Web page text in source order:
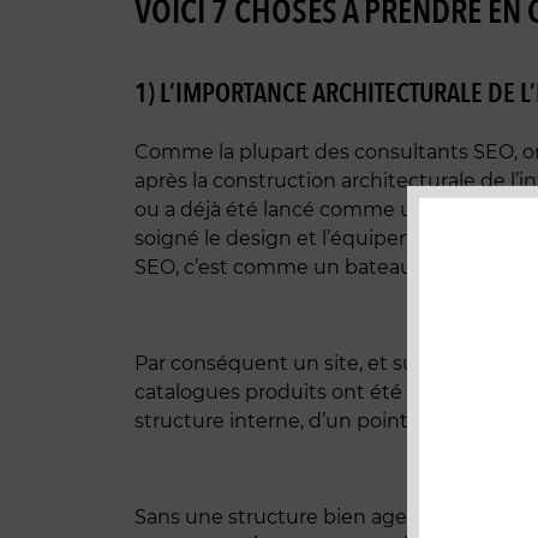
VOICI 7 CHOSES À PRENDRE EN
1) L’IMPORTANCE ARCHITECTURALE DE
Comme la plupart des consultants SEO,
après la construction architecturale de
ou a déjà été lancé comme un bateau
soigné le design et l’équipement, mais il
SEO, c’est comme un bateau sans fond.
Par conséquent un site, et surtout un
catalogues produits ont été ajoutés, les
structure interne, d’un point de vu SEO
Sans une structure bien agencée des Urls,